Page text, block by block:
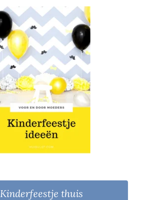
Kinderfeestje thuis